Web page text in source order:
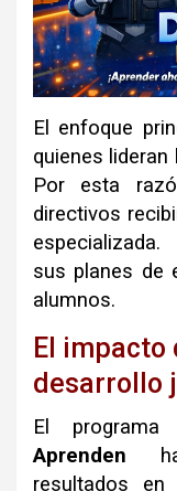
El enfoque
quienes
Por esta
directivos
especializada.
sus planes de
alumnos.
El impacto
desarrollo
El programa
Aprenden ha
resultados en